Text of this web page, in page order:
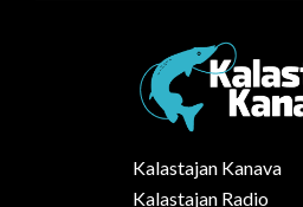
Kalastajan Kanava
Kalastajan Radio